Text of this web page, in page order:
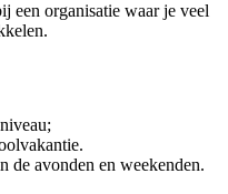
een organisatie waar je veel
de avonden en weekenden.